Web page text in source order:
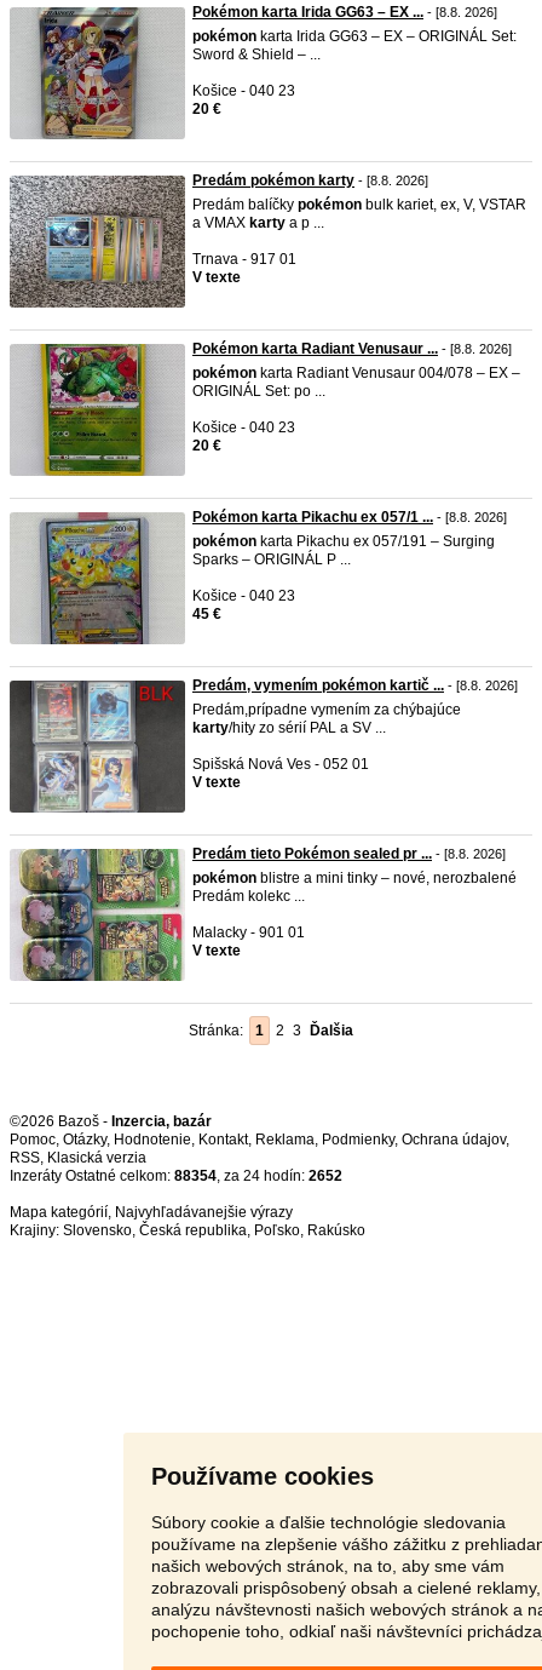
Používame cookies
Súbory cookie a ďalšie technológie sledovania
používame na zlepšenie vášho zážitku z
našich webových stránok, na to, aby sme vám
zobrazovali prispôsobený obsah a cielené
analýzu návštevnosti našich webových stránok a
pochopenie toho, odkiaľ naši návštevníci
Pokémon karta Irida GG63 – EX ... - [8.8. 2026]
pokémon karta Irida GG63 – EX – ORIGINÁL Set:
Sword & Shield – ...
Košice - 040 23
20 €
Predám pokémon karty - [8.8. 2026]
Predám balíčky pokémon bulk kariet, ex, V, VSTAR
a VMAX karty a p ...
Trnava - 917 01
V texte
Pokémon karta Radiant Venusaur ... - [8.8. 2026]
pokémon karta Radiant Venusaur 004/078 – EX –
ORIGINÁL Set: po ...
Košice - 040 23
20 €
Pokémon karta Pikachu ex 057/1 ... - [8.8. 2026]
pokémon karta Pikachu ex 057/191 – Surging
Sparks – ORIGINÁL P ...
Košice - 040 23
45 €
Predám, vymením pokémon kartič ... - [8.8. 2026]
Predám,prípadne vymením za chýbajúce
karty/hity zo sérií PAL a SV ...
Spišská Nová Ves - 052 01
V texte
Predám tieto Pokémon sealed pr ... - [8.8. 2026]
pokémon blistre a mini tinky – nové, nerozbalené
Predám kolekc ...
Malacky - 901 01
V texte
Stránka: 1 2 3 Ďalšia
©2026 Bazoš - Inzercia, bazár
Pomoc, Otázky, Hodnotenie, Kontakt, Reklama, Podmienky, Ochrana údajov,
RSS,
Inzeráty Ostatné celkom: 88354, za 24 hodín: 2652
Mapa kategórií, Najvyhľadávanejšie výrazy
Krajiny: Slovensko, Česká republika, Poľsko, Rakúsko